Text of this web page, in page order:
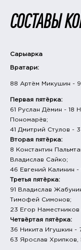
СОСТАВЫ
Сарыарка
Вратари:
88 Артём Микушин -
Первая пятёрка:
61 Руслан Дёмин - 18
Пономарёв;
41 Дмитрий Стулов -
Вторая пятёрка:
8 Константин
Владислав Сайко;
46 Евгений Калинин -
Третья пятёрка:
91 Владислав
Тимофей Симонов;
23 Егор
Четвёртая пятёрка:
36 Никита Игушкин -
63 Ярослав Хрипков,